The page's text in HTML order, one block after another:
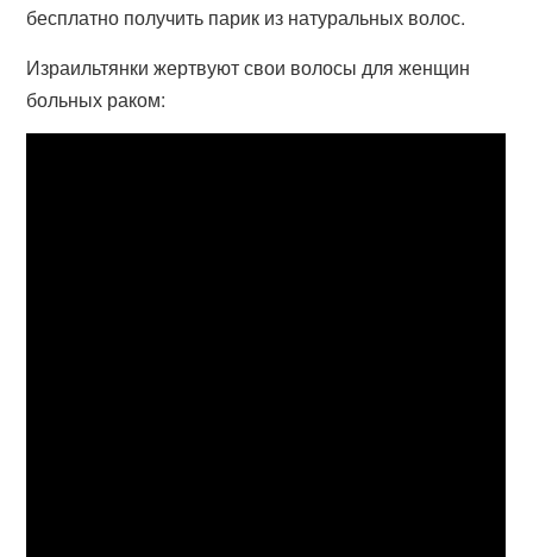
бесплатно получить парик из натуральных волос.
Израильтянки жертвуют свои волосы для женщин
больных раком: